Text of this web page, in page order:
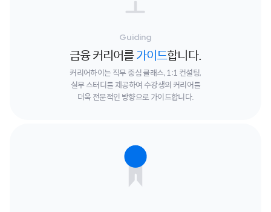
Guiding
금융 커리어를가이드합니다.
커리어하이는 직무 중심 클래스, 1:1 컨설팅,
실무 스터디를 제공하여수강생의 커리어를
더욱 전문적인 방향으로 가이드합니다.